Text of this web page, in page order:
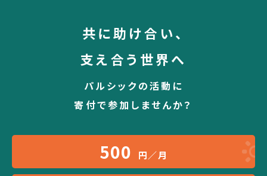
共に助け合い、
支え合う世界へ
パルシックの活動に
寄付で参加しませんか？
500 円／月